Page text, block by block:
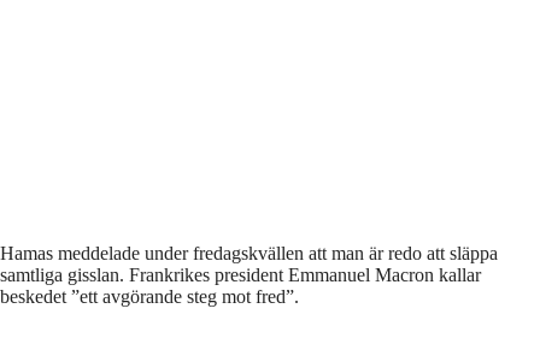
Hamas meddelade under fredagskvällen att man är redo att släppa
samtliga gisslan. Frankrikes president Emmanuel Macron kallar
beskedet ”ett avgörande steg mot fred”.